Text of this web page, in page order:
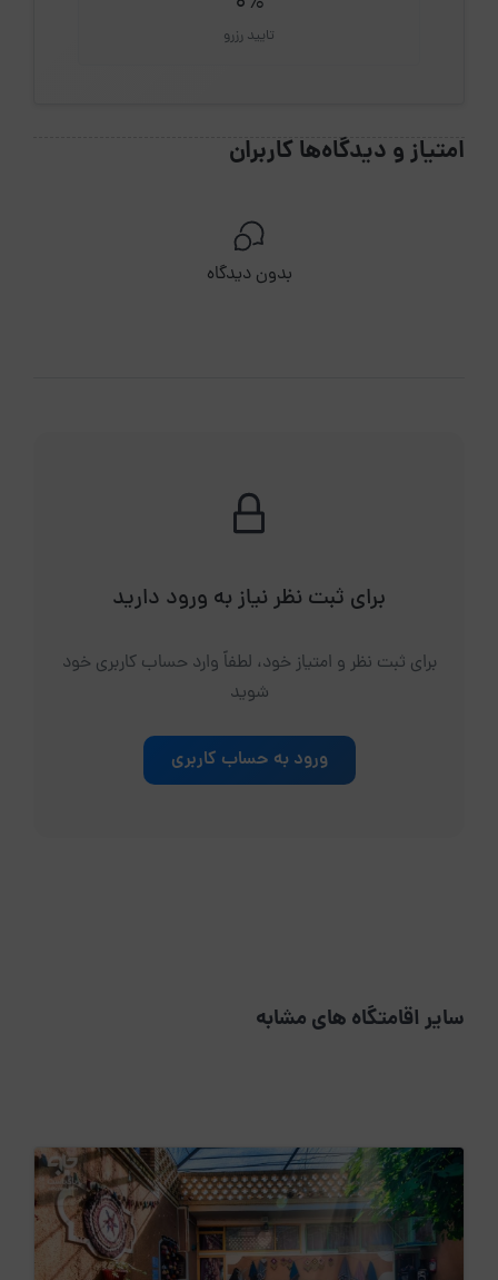
تایید رزرو
امتیاز و دیدگاه‌ها کاربران
بدون دیدگاه
برای ثبت نظر نیاز به ورود دارید
برای ثبت نظر و امتیاز خود، لطفاً وارد حساب کاربری خود
شوید
ورود به حساب کاربری
سایر اقامتگاه های مشابه